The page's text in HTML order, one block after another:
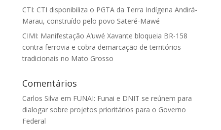
CTI: CTI disponibiliza o PGTA da Terra Indígena Andirá-
Marau, construído pelo povo Sateré-Mawé
CIMI: Manifestação A’uwé Xavante bloqueia BR-158
contra ferrovia e cobra demarcação de territórios
tradicionais no Mato Grosso
Comentários
Carlos Silva em FUNAI: Funai e DNIT se reúnem para
dialogar sobre projetos prioritários para o Governo
Federal